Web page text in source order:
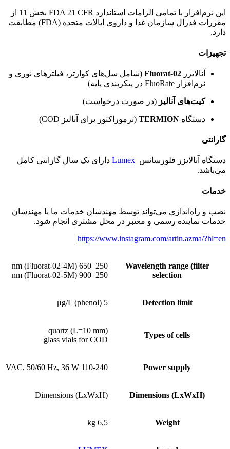
این نرم‌افزار با تمامی الزامات استاندارد FDA 21 CFR بخش 11 از
مقررات فدرال سازمان غذا و داروی ایالات متحده (FDA) مطابقت
دارد.
تجهیزات
آنالایزر Fluorat-02 (شامل سل‌های کوارتز، فیلترهای نوری و
نرم‌افزار FluoRate در پیکربندی پایه)
کیت‌های آنالیز (در صورت درخواست)
دستگاه TERMION (ترموراکتور برای آنالیز COD)
گارانتی
دستگاه آنالایزر فلورسانس Lumex دارای یک سال گارانتی کامل
می‌باشد.
خدمات
نصب و راه‌اندازی می‌تواند توسط مهندسان خدمات ما یا مهندسان
خدمات نماینده رسمی و معتبر در محل مشتری انجام شود.
https://www.instagram.com/artin.azma/?hl=en
Wavelength range (filter
selection
250–650 nm (Fluorat-02-4M)
250–900 nm (Fluorat-02-5M)
Detection limit
5 μg/L (phenol)
Types of cells
quartz (L=10 mm)
glass vials for COD
Power supply
110-240 VAC, 50/60 Hz, 36 W
Dimensions (LxWxH)
Dimensions (LxWxH)
Weight
6,5 kg